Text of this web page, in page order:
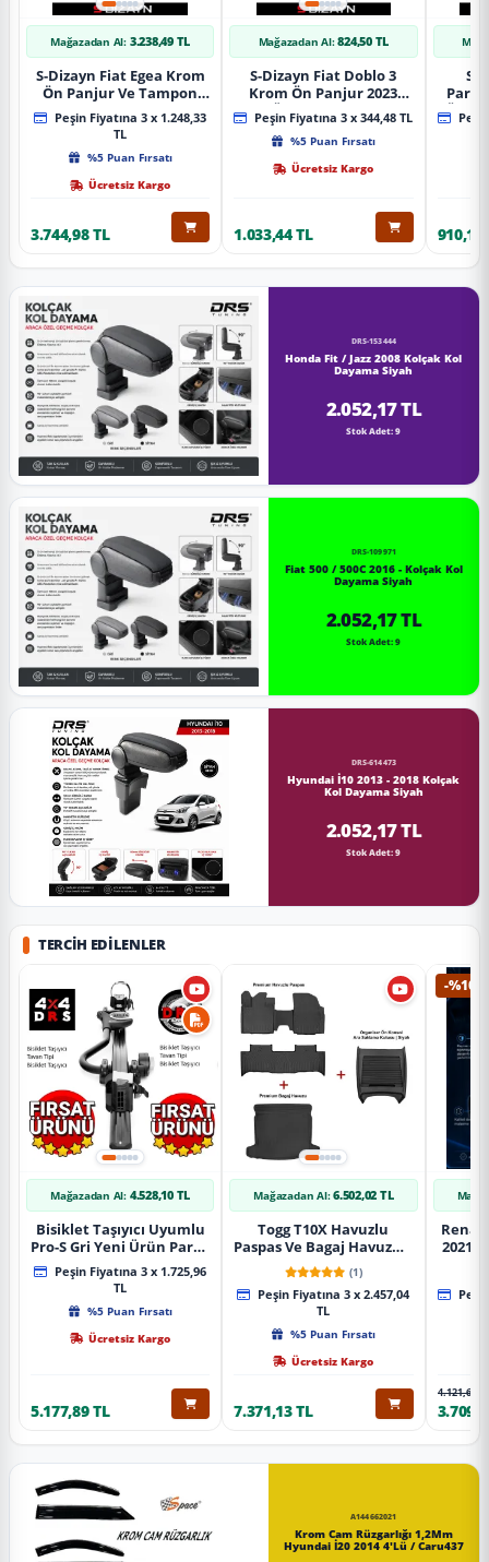
Mağazadan Al: 3.238,49 TL
S-Dizayn Fiat Egea Krom
Ön Panjur Ve Tampon
Çıta Seti Diamond Model
22 Prç. 2020 Üzeri (Parlak
Peşin Fiyatına 3 x 1.248,33
TL
%5 Puan Fırsatı
Ücretsiz Kargo
3.744,98 TL
Mağazadan Al: 824,50 TL
S-Dizayn Fiat Doblo 3
Krom Ön Panjur 2023
Üzeri A+ Kalite
Peşin Fiyatına 3 x 344,48 TL
%5 Puan Fırsatı
Ücretsiz Kargo
1.033,44 TL
S-
Ön
910,16
DRS-153444
Honda Fit / Jazz 2008 Kolçak Kol
Dayama Siyah
2.052,17 TL
Stok Adet: 9
DRS-109971
Fiat 500 / 500C 2016 - Kolçak Kol
Dayama Siyah
2.052,17 TL
Stok Adet: 9
DRS-614473
Hyundai İ10 2013 - 2018 Kolçak
Kol Dayama Siyah
2.052,17 TL
Stok Adet: 9
TERCIH EDILENLER
Mağazadan Al: 4.528,10 TL
Bisiklet Taşıyıcı Uyumlu
Pro-S Gri Yeni Ürün Parça
Tavan Tipi Bisiklet
Taşıyıcı
Peşin Fiyatına 3 x 1.725,96
TL
%5 Puan Fırsatı
Ücretsiz Kargo
5.177,89 TL
Mağazadan Al: 6.502,02 TL
Togg T10X Havuzlu
Paspas Ve Bagaj Havuzu +
Siyah Organizer
(1)
Peşin Fiyatına 3 x 2.457,04
TL
%5 Puan Fırsatı
Ücretsiz Kargo
7.371,13 TL
-%10
2021
4.121,65 TL
A144662021
Krom Cam Rüzgarlığı 1,2Mm
Hyundai İ20 2014 4'Lü / Caru437